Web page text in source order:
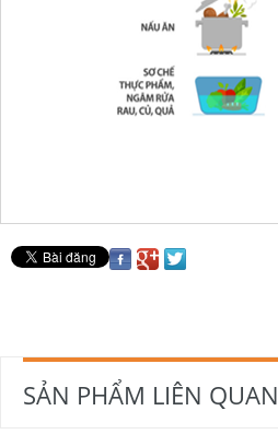
SẢN PHẨM LIÊN QUAN